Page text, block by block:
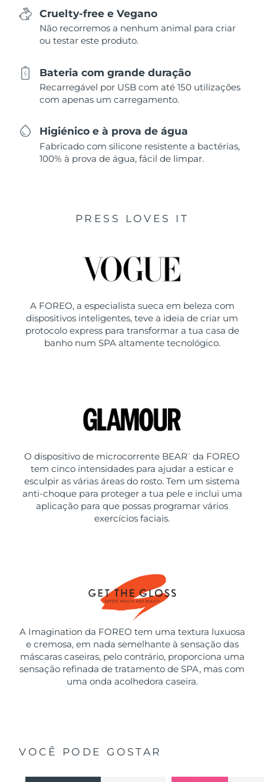
Cruelty-free e Vegano
Não recorremos a nenhum animal para criar
ou testar este produto.
Bateria com grande duração
Recarregável por USB com até 150 utilizações
com apenas um carregamento.
Higiénico e à prova de água
Fabricado com silicone resistente a bactérias,
100% à prova de água, fácil de limpar.
PRESS LOVES IT
A FOREO, a especialista sueca em beleza com
dispositivos inteligentes, teve a ideia de criar um
protocolo express para transformar a tua casa de
banho num SPA altamente tecnológico.
O dispositivo de microcorrente BEAR ™
da FOREO
tem cinco intensidades para ajudar a esticar e
esculpir as várias áreas do rosto. Tem um sistema
anti-choque para proteger a tua pele e inclui uma
aplicação para que possas programar vários
exercícios faciais.
A Imagination da FOREO tem uma textura luxuosa
e cremosa, em nada semelhante à sensação das
máscaras caseiras, pelo contrário, proporciona uma
sensação refinada de tratamento de SPA, mas com
uma onda acolhedora caseira.
VOCÊ PODE GOSTAR